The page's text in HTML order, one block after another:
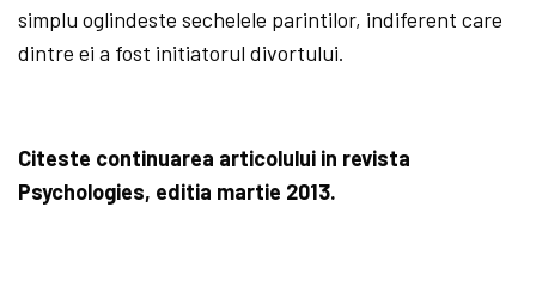
simplu oglindeste sechelele parintilor, indiferent care
dintre ei a fost initiatorul divortului.
Citeste continuarea articolului in revista
Psychologies, editia martie 2013.